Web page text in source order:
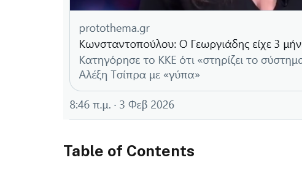
Table of Contents